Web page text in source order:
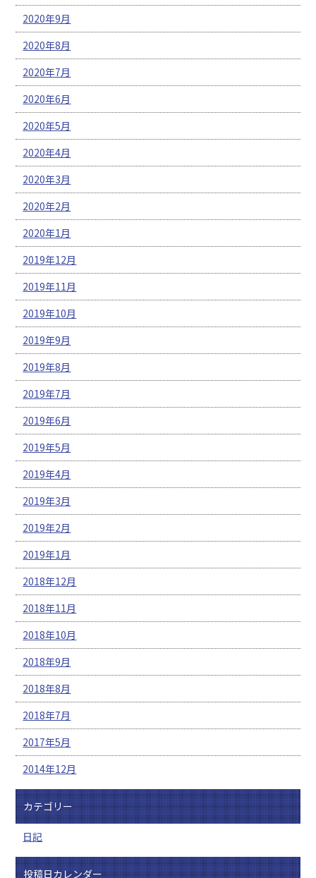
2020年9月
2020年8月
2020年7月
2020年6月
2020年5月
2020年4月
2020年3月
2020年2月
2020年1月
2019年12月
2019年11月
2019年10月
2019年9月
2019年8月
2019年7月
2019年6月
2019年5月
2019年4月
2019年3月
2019年2月
2019年1月
2018年12月
2018年11月
2018年10月
2018年9月
2018年8月
2018年7月
2017年5月
2014年12月
カテゴリー
日記
投稿日カレンダー